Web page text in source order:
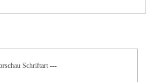
Schriftart ---